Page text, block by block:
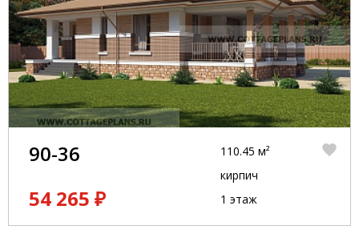
90-36
54 265 ₽
110.45 м²
кирпич
1 этаж